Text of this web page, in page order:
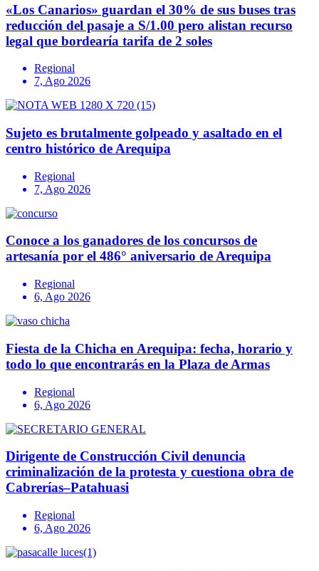
«Los Canarios» guardan el 30% de sus buses tras
reducción del pasaje a S/1.00 pero alistan recurso
legal que bordearía tarifa de 2 soles
Regional
7, Ago 2026
Sujeto es brutalmente golpeado y asaltado en el
centro histórico de Arequipa
Regional
7, Ago 2026
Conoce a los ganadores de los concursos de
artesanía por el 486° aniversario de Arequipa
Regional
6, Ago 2026
Fiesta de la Chicha en Arequipa: fecha, horario y
todo lo que encontrarás en la Plaza de Armas
Regional
6, Ago 2026
Dirigente de Construcción Civil denuncia
criminalización de la protesta y cuestiona obra de
Cabrerías–Patahuasi
Regional
6, Ago 2026